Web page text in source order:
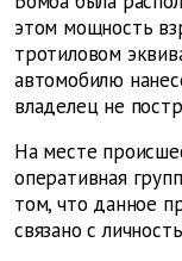
этом мощность
тротиловом
автомобилю
владелец не
На месте
оперативная
том, что данное
связано с